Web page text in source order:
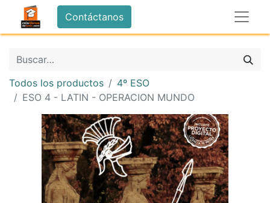
Contáctanos
Todos los productos
4º ESO
ESO 4 - LATIN - OPERACION MUNDO